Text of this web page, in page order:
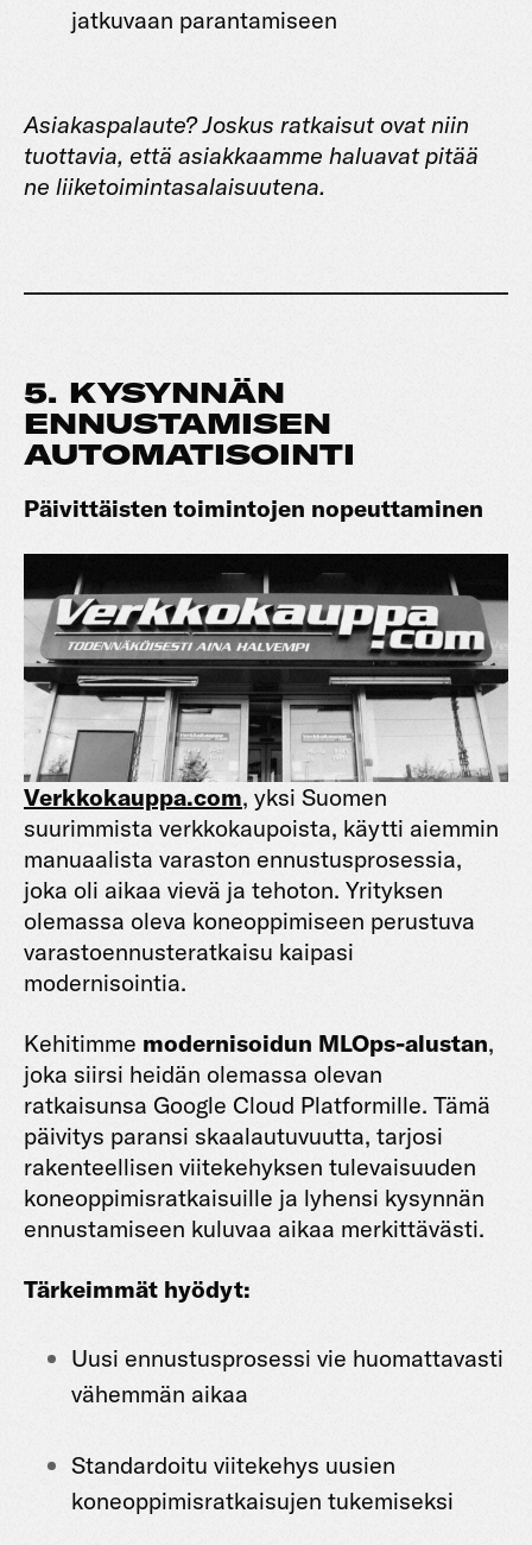
jatkuvaan parantamiseen
Asiakaspalaute?Joskus ratkaisut ovat niin
tuottavia, että asiakkaamme haluavat pitää
ne liiketoimintasalaisuutena.
5. KYSYNNÄN
ENNUSTAMISEN
AUTOMATISOINTI
Päivittäisten toimintojen nopeuttaminen
Verkkokauppa.com, yksi Suomen
suurimmista verkkokaupoista, käytti aiemmin
manuaalista varaston ennustusprosessia,
joka oli aikaa vievä ja tehoton. Yrityksen
olemassa oleva koneoppimiseen perustuva
varastoennusteratkaisu kaipasi
modernisointia.
Kehitimme modernisoidun MLOps-alustan,
joka siirsi heidän olemassa olevan
ratkaisunsa Google Cloud Platformille. Tämä
päivitys paransi skaalautuvuutta, tarjosi
rakenteellisen viitekehyksen tulevaisuuden
koneoppimisratkaisuille ja lyhensi kysynnän
ennustamiseen kuluvaa aikaa merkittävästi.
Tärkeimmät hyödyt:
Uusi ennustusprosessi vie huomattavasti
vähemmän aikaa
Standardoitu viitekehys uusien
koneoppimisratkaisujen tukemiseksi